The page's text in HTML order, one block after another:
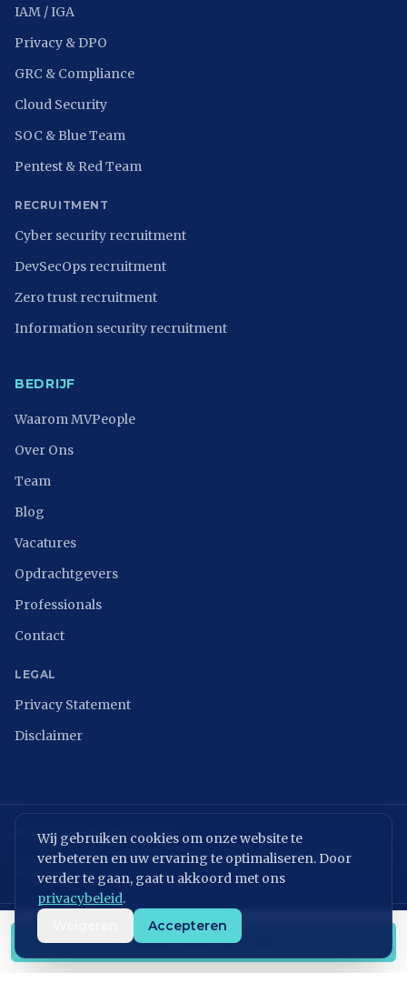
NEEM CONTACT OP
IAM / IGA
Privacy & DPO
GRC & Compliance
Cloud Security
SOC & Blue Team
Pentest & Red Team
RECRUITMENT
Cyber security recruitment
DevSecOps recruitment
Zero trust recruitment
Information security recruitment
BEDRIJF
Waarom MVPeople
Over Ons
Team
Blog
Vacatures
Opdrachtgevers
Professionals
Contact
LEGAL
Privacy Statement
Disclaimer
BRANCHEVERENIGINGEN
NCSCISACA NederlandDigital Trust CenterISO 27001ENISANIST
NIS2 Directive
KvK: 86699075 | BTW: NL864054506B01
©2026MVPeople B.V. All rights reserved.
Wij gebruiken cookies om onze website te
verbeteren en uw ervaring te optimaliseren. Door
verder te gaan, gaat u akkoord met ons
privacybeleid.
Accepteren